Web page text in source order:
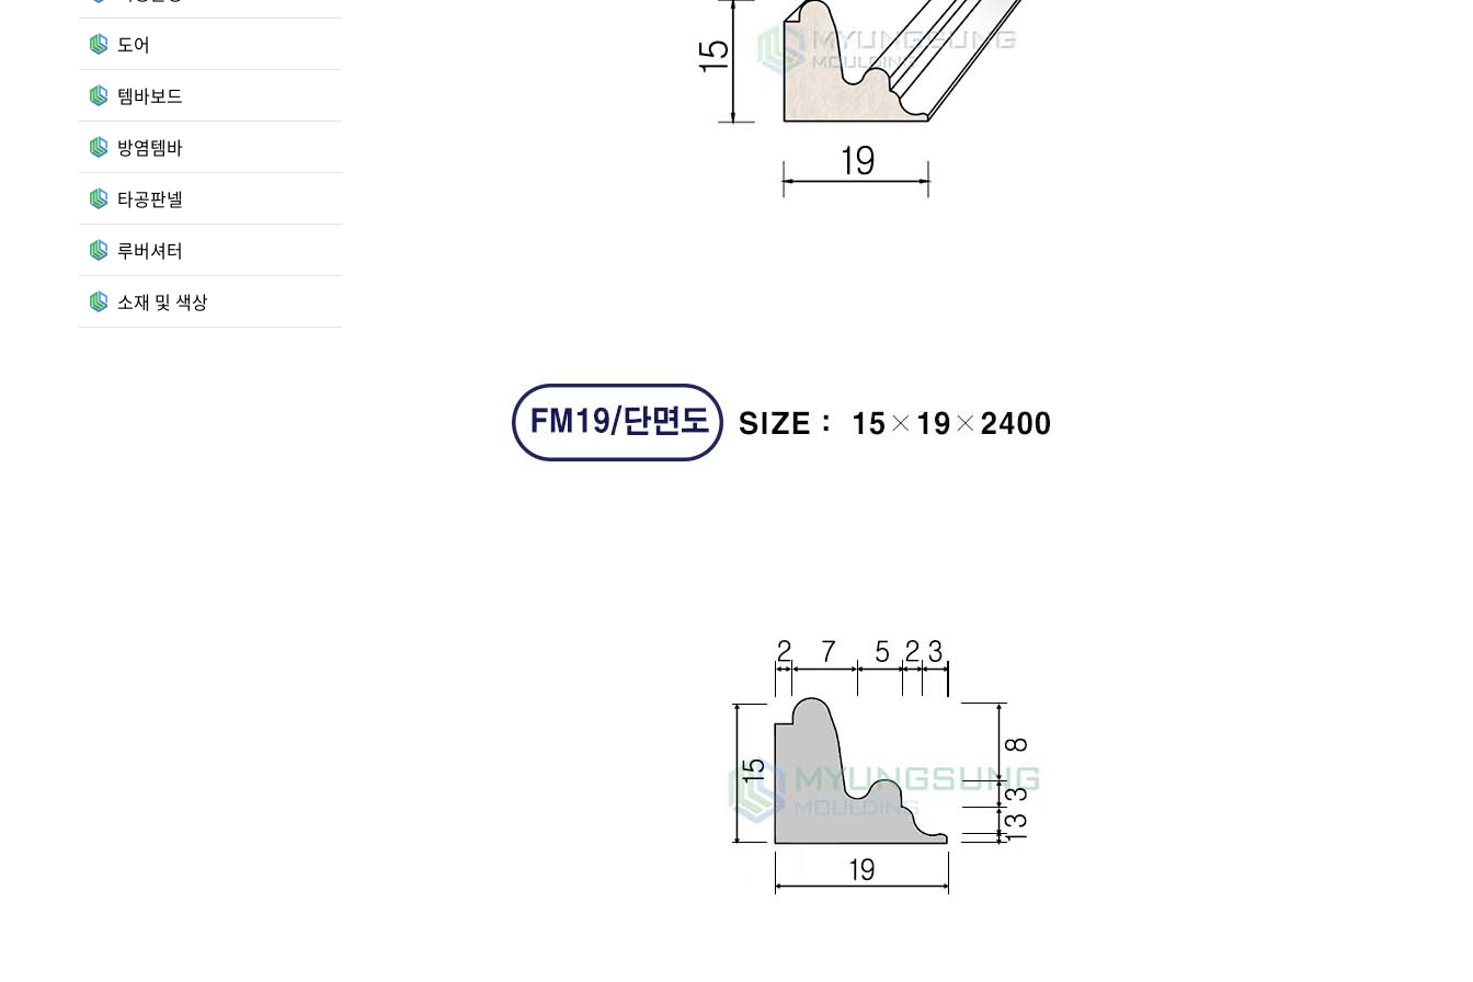
도어
템바보드
방염템바
타공판넬
루버셔터
소재 및 색상